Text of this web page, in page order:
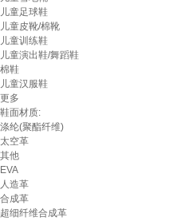
儿童足球鞋
儿童皮靴/棉靴
儿童训练鞋
儿童演出鞋/舞蹈鞋
棉鞋
儿童汉服鞋
更多
鞋面材质:
涤纶(聚酯纤维)
太空革
其他
EVA
人造革
合成革
超细纤维合成革